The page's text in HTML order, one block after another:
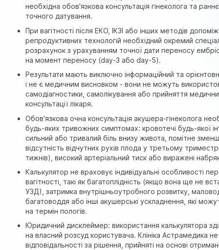
необхідна обов'язкова консультація гінеколога та
точного датування.
При вагітності після ЕКО, ІКЗІ або інших методів
репродуктивних технологій необхідний окремий
розрахунок з урахуванням точної дати переносу
на момент переносу (day-3 або day-5).
Результати мають виключно інформаційний та
і не є медичним висновком - вони не можуть
самодіагностики, самолікування або прийняття
консультації лікаря.
Обов'язкова очна консультація акушера-гінеколога
будь-яких тривожних симптомах: кровотечі будь-якої
сильний або тривалий біль внизу живота, помітне
відсутність відчутних рухів плода у третьому
тижнів), високий артеріальний тиск або виражені
Калькулятор не враховує індивідуальні особливості
вагітності, такі як багатоплідність (якщо вона ще не
УЗД), затримка внутрішньоутробного розвитку,
багатоводдя або інші акушерські ускладнення, які
на термін пологів.
Юридичний дисклеймер: використання калькулятора
на власний розсуд користувача. Клініка Астрамедика
відповідальності за рішення, прийняті на основі